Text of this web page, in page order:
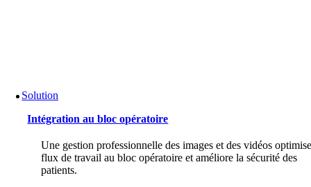
Solution
Intégration au bloc opératoire
Une gestion professionnelle des images et des vidéos
flux de travail au bloc opératoire et améliore la sécurité des
patients.